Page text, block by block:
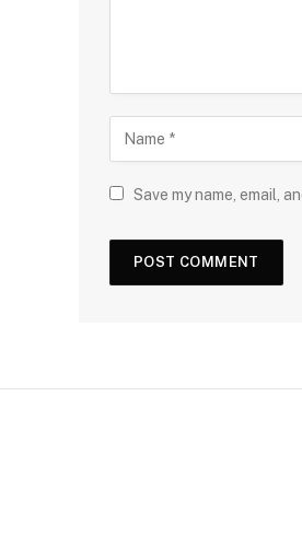
Save my name, email,